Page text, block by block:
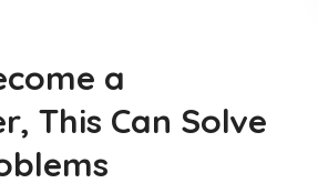
a
This Can Solve